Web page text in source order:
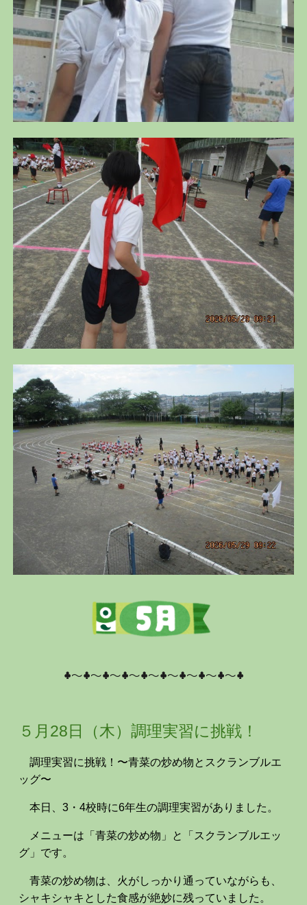
♣～♣～♣～♣～♣～♣～♣～♣～♣～♣
５月28日（木）調理実習に挑戦！
調理実習に挑戦！〜青菜の炒め物とスクランブルエ
ッグ〜
本日、3・4校時に6年生の調理実習がありました。
メニューは「青菜の炒め物」と「スクランブルエッ
グ」です。
青菜の炒め物は、火がしっかり通っていながらも、
シャキシャキとした食感が絶妙に残っていました。